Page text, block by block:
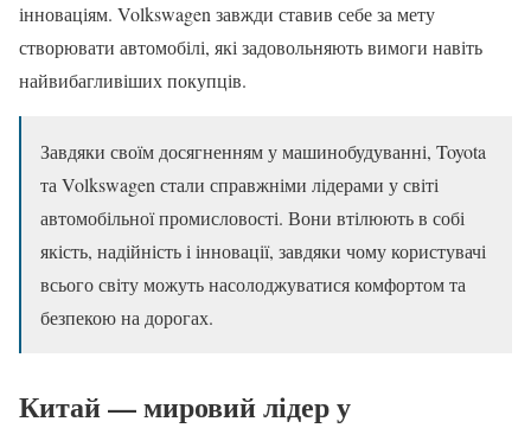
інноваціям. Volkswagen завжди ставив себе за мету
створювати автомобілі, які задовольняють вимоги навіть
найвибагливіших покупців.
Завдяки своїм досягненням у машинобудуванні, Toyota
та Volkswagen стали справжніми лідерами у світі
автомобільної промисловості. Вони втілюють в собі
якість, надійність і інновації, завдяки чому користувачі
всього світу можуть насолоджуватися комфортом та
безпекою на дорогах.
Китай — мировий лідер у